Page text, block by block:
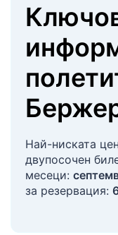
Най-ниската
двупосочен
месеци:
за резервация: